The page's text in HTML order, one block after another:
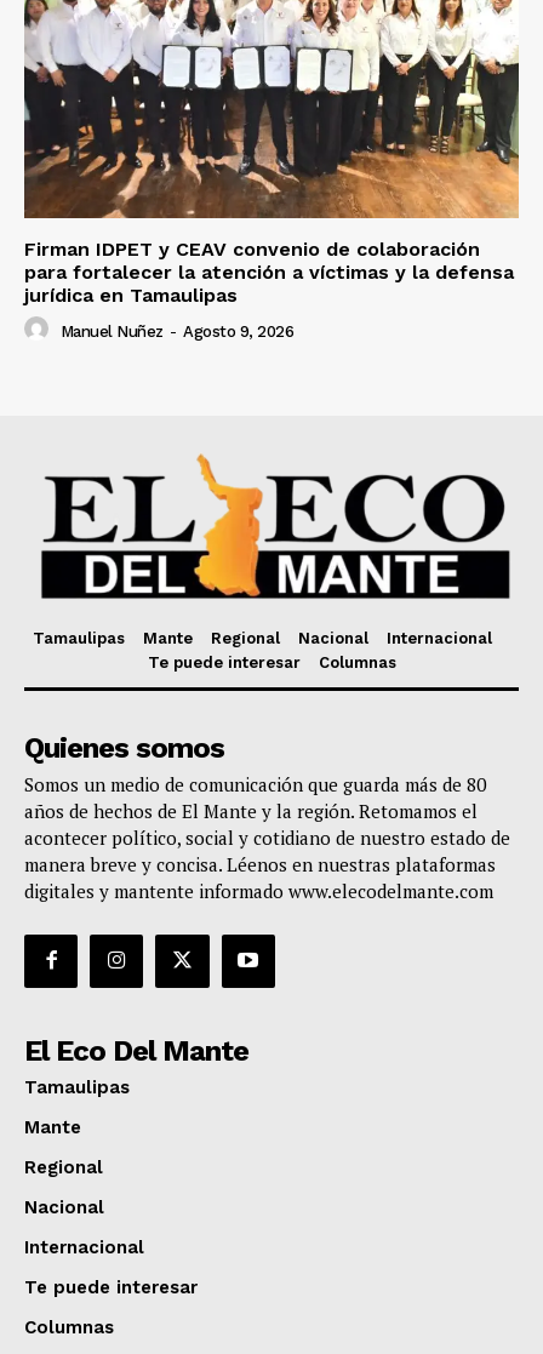
Firman IDPET y CEAV convenio de colaboración
para fortalecer la atención a víctimas y la defensa
jurídica en Tamaulipas
Manuel Nuñez - Agosto 9, 2026
Tamaulipas Mante Regional Nacional
Internacional
Te puede interesar
Columnas
Quienes somos
Somos un medio de comunicación que guarda más de 80
años de hechos de El Mante y la región. Retomamos el
acontecer político, social y cotidiano de nuestro estado de
manera breve y concisa. Léenos en nuestras plataformas
digitales y mantente informado www.elecodelmante.com
El Eco Del Mante
Tamaulipas
Mante
Regional
Nacional
Internacional
Te puede interesar
Columnas